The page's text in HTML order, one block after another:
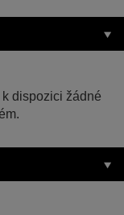
dispozici žádné